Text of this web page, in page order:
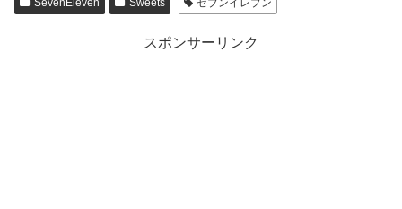
SevenEleven Sweets セブンイレブン
スポンサーリンク